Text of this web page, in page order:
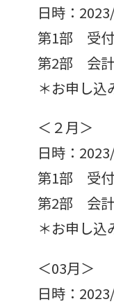
日時：
第1部 受
第2部 会
＊お申し込
＜２月＞
日時：
第1部 受
第2部 会
＊お申し込
＜03月＞
日時：